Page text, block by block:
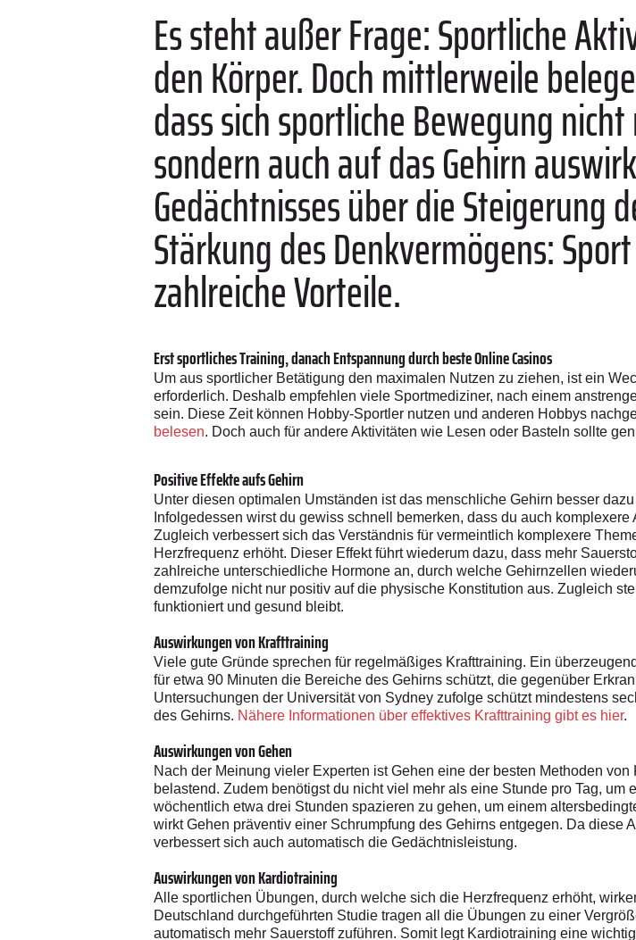
Es steht außer Frage: Sportliche
den Körper. Doch mittlerweile
dass sich sportliche Bewegung
sondern auch auf das Gehirn
Gedächtnisses über die Steigerung
Stärkung des Denkvermögens:
zahlreiche Vorteile.
Erst sportliches Training, danach Entspannung durch beste Online Casinos
Um aus sportlicher Betätigung den maximalen Nutzen zu ziehen, ist ein
erforderlich. Deshalb empfehlen viele Sportmediziner, nach einem
sein. Diese Zeit können Hobby-Sportler nutzen und anderen Hobbys
belesen. Doch auch für andere Aktivitäten wie Lesen oder Basteln sollte
Positive Effekte aufs Gehirn
Unter diesen optimalen Umständen ist das menschliche Gehirn besser
Infolgedessen wirst du gewiss schnell bemerken, dass du auch
Zugleich verbessert sich das Verständnis für vermeintlich komplexere
Herzfrequenz erhöht. Dieser Effekt führt wiederum dazu, dass mehr
zahlreiche unterschiedliche Hormone an, durch welche Gehirnzellen
demzufolge nicht nur positiv auf die physische Konstitution aus. Zugleich
funktioniert und gesund bleibt.
Auswirkungen von Krafttraining
Viele gute Gründe sprechen für regelmäßiges Krafttraining. Ein
für etwa 90 Minuten die Bereiche des Gehirns schützt, die gegenüber
Untersuchungen der Universität von Sydney zufolge schützt mindestens
des Gehirns. Nähere Informationen über effektives Krafttraining gibt es hier.
Auswirkungen von Gehen
Nach der Meinung vieler Experten ist Gehen eine der besten Methoden
belastend. Zudem benötigst du nicht viel mehr als eine Stunde pro Tag,
wöchentlich etwa drei Stunden spazieren zu gehen, um einem
wirkt Gehen präventiv einer Schrumpfung des Gehirns entgegen. Da diese
verbessert sich auch automatisch die Gedächtnisleistung.
Auswirkungen von Kardiotraining
Alle sportlichen Übungen, durch welche sich die Herzfrequenz erhöht,
Deutschland durchgeführten Studie tragen all die Übungen zu einer
automatisch mehr Sauerstoff zuführen. Somit legt Kardiotraining eine